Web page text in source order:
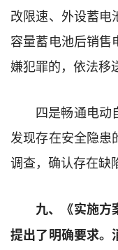
改限速、外设蓄电
容量蓄电池后销售
嫌犯罪的，依法移
四是畅通电动
发现存在安全隐患
调查，确认存在缺
九、《实施方
提出了明确要求。